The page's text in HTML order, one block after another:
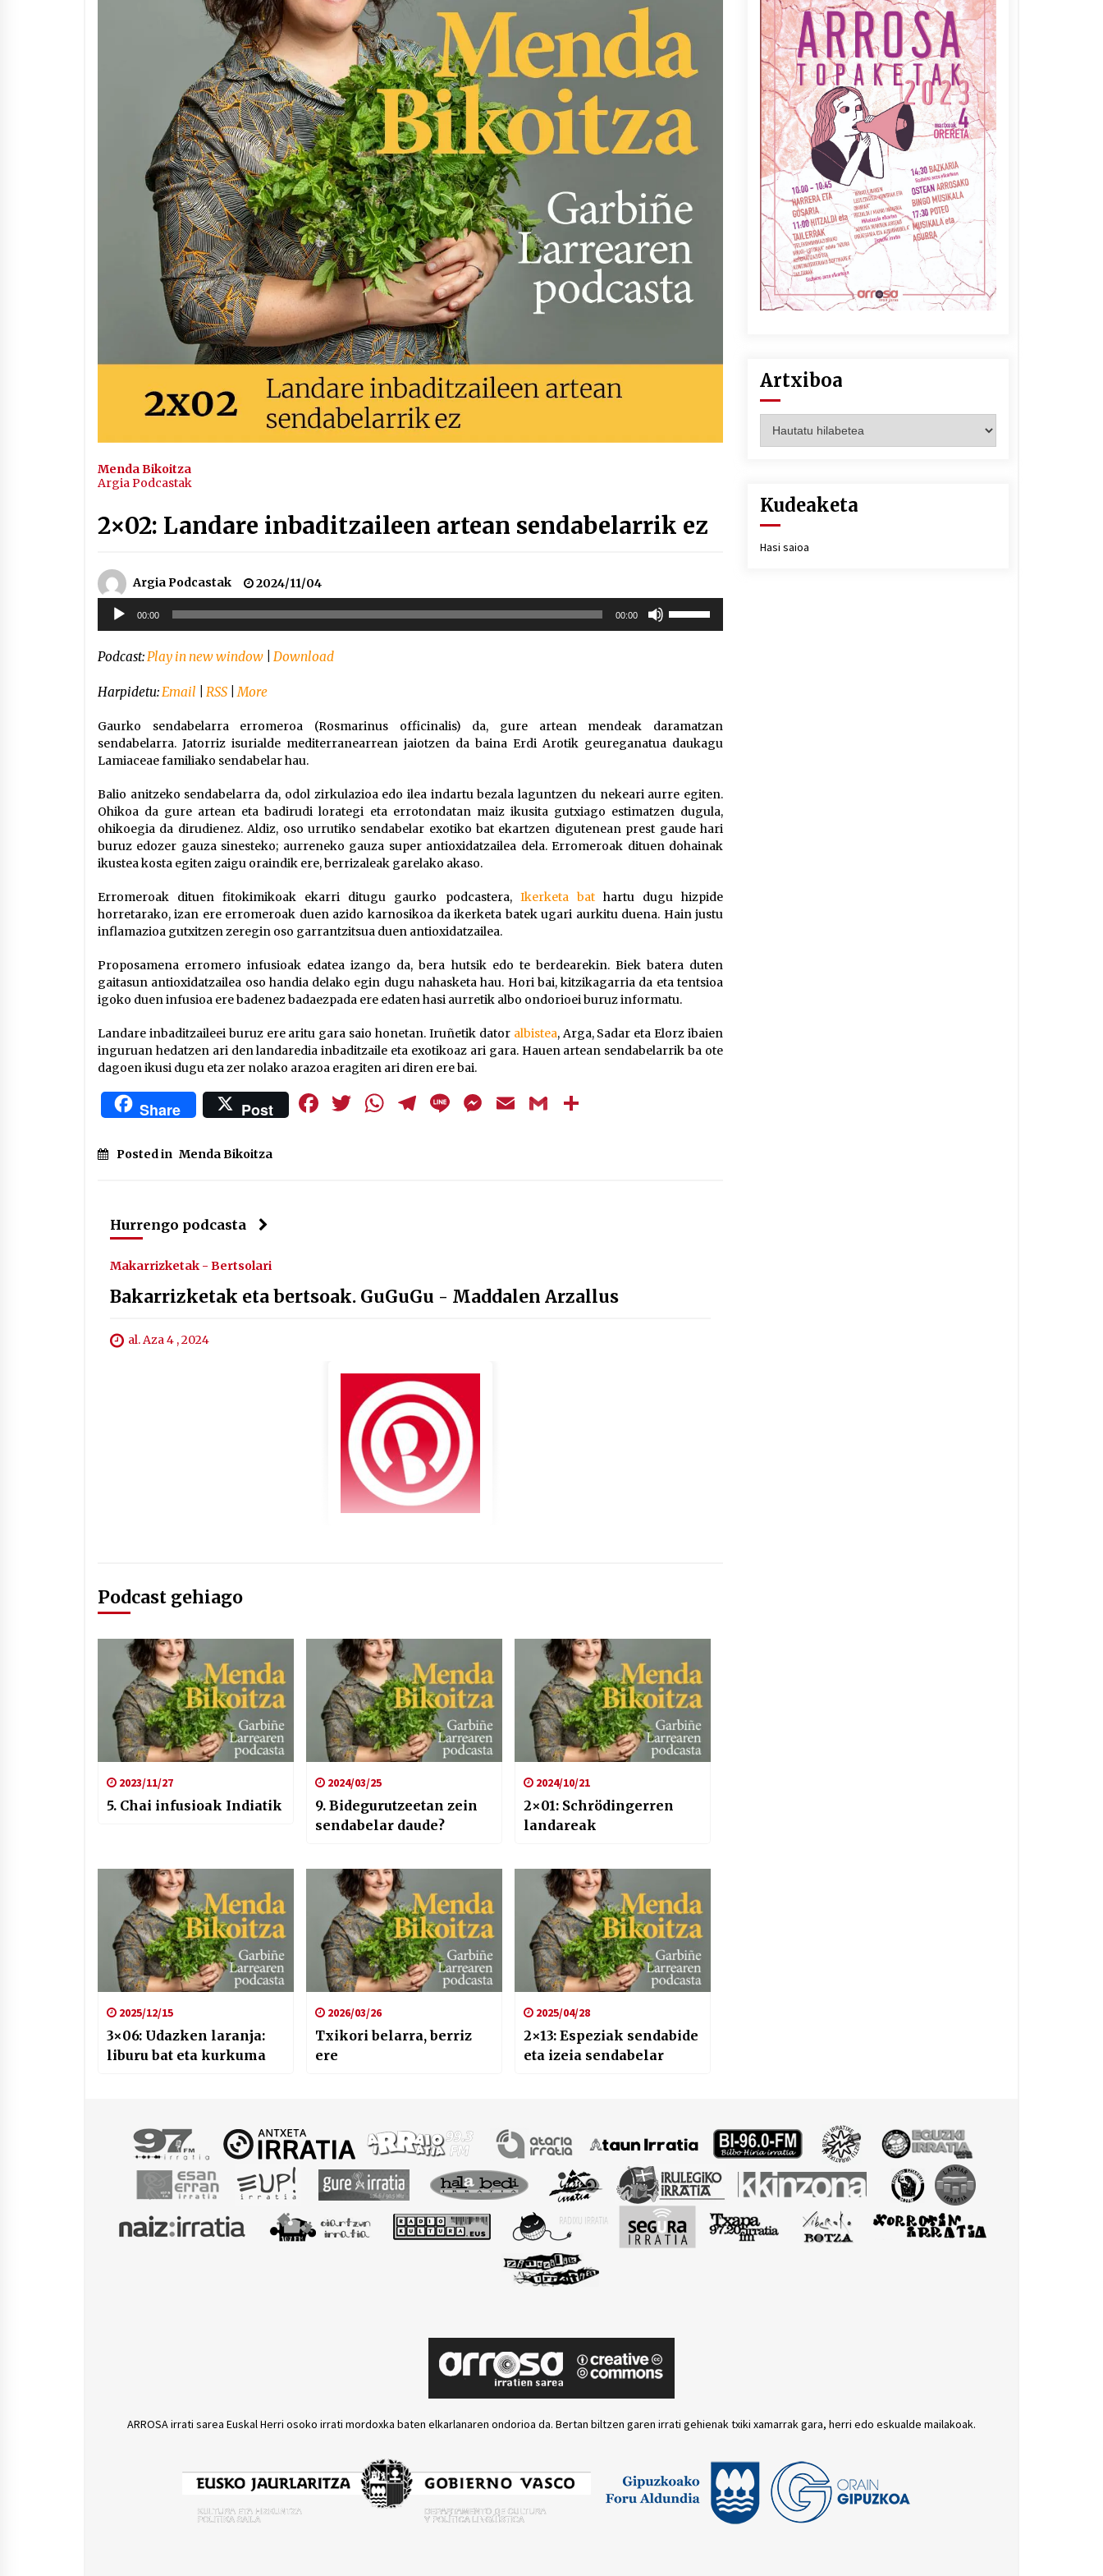
Arrosaren IX. Topaketak –
Mila esker guztioi!
2021/11/11
Arrosa sareko IX. topaketak!
2021/10/13
Azaroak 6 Iurretan Arrosa
sarearen IX. topaketak
2021/10/04
Segura irratian Arrosaren 20
urteez
2021/07/22
Arrosari buruzko erreportaia
2021/07/16
Berria egunkarian
elkarrizketa Arrosaren 20
urteez
2021/07/06
Hala Bedi irratiko Hizpidea
saioan Arrosaren 20 urteez
2021/07/03
Zebrabidearen denboraldi
amaiera EHZtik
2021/07/01
Arrosaren laburpen bideoa
Hamaika Telebistaren eskutik
2021/06/30
Menda Bikoitza
Argia Podcastak
2×02: Landare inbaditzaileen artean sendabelarrik ez
Argia Podcastak
2024/11/04
Soinu
erreproduzigailua
00:00 00:00
jaisteko.
Podcast:Play in new window Download
Harpidetu:Email RSS |More
Gaurko sendabelarra erromeroa (Rosmarinus officinalis) da, gure artean mendeak daramatzan
sendabelarra. Jatorriz isurialde mediterranearrean jaiotzen da baina Erdi Arotik geureganatua daukagu
Lamiaceae familiako sendabelar hau.
Balio anitzeko sendabelarra da, odol zirkulazioa edo ilea indartu bezala laguntzen du nekeari aurre egiten.
Ohikoa da gure artean eta badirudi lorategi eta errotondatan maiz ikusita gutxiago estimatzen dugula,
ohikoegia da dirudienez. Aldiz, oso urrutiko sendabelar exotiko bat ekartzen digutenean prest gaude hari
buruz edozer gauza sinesteko; aurreneko gauza super antioxidatzailea dela. Erromeroak dituen dohainak
ikustea kosta egiten zaigu oraindik ere, berrizaleak garelako akaso.
Erromeroak dituen fitokimikoak ekarri ditugu gaurko podcastera, Ikerketa bat hartu dugu hizpide
horretarako, izan ere erromeroak duen azido karnosikoa da ikerketa batek ugari aurkitu duena. Hain justu
inflamazioa gutxitzen zeregin oso garrantzitsua duen antioxidatzailea.
Proposamena erromero infusioak edatea izango da, bera hutsik edo te berdearekin. Biek batera duten
gaitasun antioxidatzailea oso handia delako egin dugu nahasketa hau. Hori bai, kitzikagarria da eta tentsioa
igoko duen infusioa ere badenez badaezpada ere edaten hasi aurretik albo ondorioei buruz informatu.
Landare inbaditzaileei buruz ere aritu gara saio honetan. Iruñetik dator albistea, Arga, Sadar eta Elorz ibaien
inguruan hedatzen ari den landaredia inbaditzaile eta exotikoaz ari gara. Hauen artean sendabelarrik ba ote
dagoen ikusi dugu eta zer nolako arazoa eragiten ari diren ere bai.
Share Post Facebook
Twitter
WhatsApp
Telegram
LineMessenger
EmailGmail
Posted in Menda Bikoitza
Hurrengo podcasta
Makarrizketak - Bertsolari
Bakarrizketak eta bertsoak. GuGuGu - Maddalen Arzallus
al. Aza 4 , 2024
Podcast gehiago
2023/11/27
5. Chai infusioak Indiatik
2024/03/25
9. Bidegurutzeetan zein
sendabelar daude?
2024/10/21
2×01: Schrödingerren
landareak
2025/12/15
3×06: Udazken laranja:
liburu bat eta kurkuma
2026/03/26
Txikori belarra, berriz
ere
2025/04/28
2×13: Espeziak sendabide
eta izeia sendabelar
Artxiboa
Kudeaketa
Hasi saioa
ARROSA irrati sarea Euskal Herri osoko irrati mordoxka baten elkarlanaren ondorioa da. Bertan biltzen garen irrati gehienak txiki xamarrak gara, herri edo eskualde mailakoak.